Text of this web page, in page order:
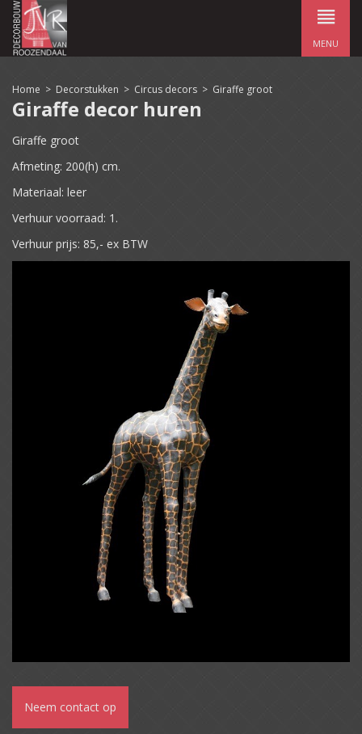
MENU
Home > Decorstukken > Circus decors > Giraffe groot
Giraffe decor huren
Giraffe groot
Afmeting: 200(h) cm.
Materiaal: leer
Verhuur voorraad: 1.
Verhuur prijs: 85,- ex BTW
Neem contact op